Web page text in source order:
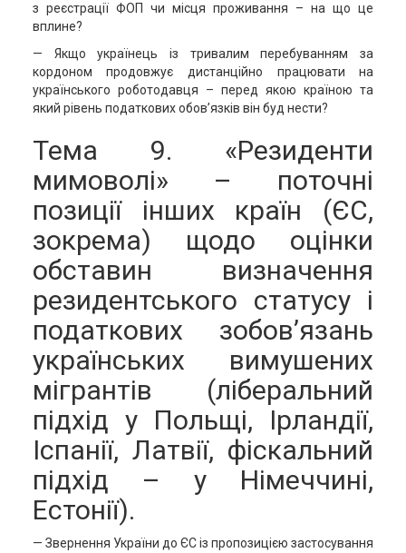
з реєстрації ФОП чи місця проживання – на що це
вплине?
— Якщо українець із тривалим перебуванням за
кордоном продовжує дистанційно працювати на
українського роботодавця – перед якою країною та
який рівень податкових обов’язків він буд нести?
Тема 9. «Резиденти
мимоволі» – поточні
позиції інших країн (ЄС,
зокрема) щодо оцінки
обставин визначення
резидентського статусу і
податкових зобов’язань
українських вимушених
мігрантів (ліберальний
підхід у Польщі, Ірландії,
Іспанії, Латвії, фіскальний
підхід – у Німеччині,
Естонії).
— Звернення України до ЄС із пропозицією застосування